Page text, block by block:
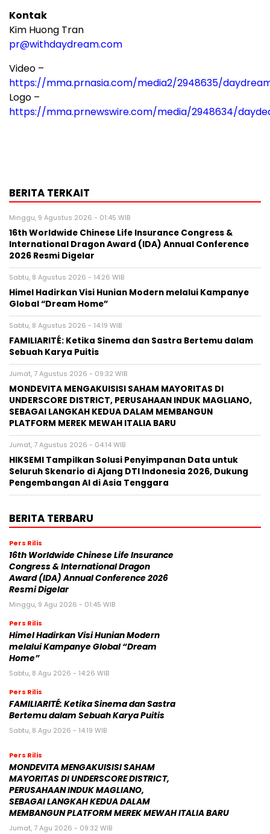
Kontak
Kim Huong Tran
pr@withdaydream.com
Video –
https://mma.prnasia.com/media2/2948635/
Logo –
https://mma.prnewswire.com/media/2948634/
BERITA TERKAIT
Minggu, 9 Agustus 2026 - 01:45 WIB
16th Worldwide Chinese Life Insurance Congress &
International Dragon Award (IDA) Annual Conference
2026 Resmi Digelar
Sabtu, 8 Agustus 2026 - 14:26 WIB
Himel Hadirkan Visi Hunian Modern melalui Kampanye
Global “Dream Home”
Sabtu, 8 Agustus 2026 - 14:19 WIB
FAMILIARITÉ: Ketika Sinema dan Sastra Bertemu dalam
Sebuah Karya Puitis
Jumat, 7 Agustus 2026 - 09:32 WIB
MONDEVITA MENGAKUISISI SAHAM MAYORITAS DI
UNDERSCORE DISTRICT, PERUSAHAAN INDUK MAGLIANO,
SEBAGAI LANGKAH KEDUA DALAM MEMBANGUN
PLATFORM MEREK MEWAH ITALIA BARU
Jumat, 7 Agustus 2026 - 04:14 WIB
HIKSEMI Tampilkan Solusi Penyimpanan Data untuk
Seluruh Skenario di Ajang DTI Indonesia 2026, Dukung
Pengembangan AI di Asia Tenggara
BERITA TERBARU
Pers Rilis
16th Worldwide Chinese Life Insurance
Congress & International Dragon
Award (IDA) Annual Conference 2026
Resmi Digelar
Minggu, 9 Agu 2026 - 01:45 WIB
Pers Rilis
Himel Hadirkan Visi Hunian Modern
melalui Kampanye Global “Dream
Home”
Sabtu, 8 Agu 2026 - 14:26 WIB
Pers Rilis
FAMILIARITÉ: Ketika Sinema dan Sastra
Bertemu dalam Sebuah Karya Puitis
Sabtu, 8 Agu 2026 - 14:19 WIB
Pers Rilis
MONDEVITA MENGAKUISISI SAHAM
MAYORITAS DI UNDERSCORE DISTRICT,
PERUSAHAAN INDUK MAGLIANO,
SEBAGAI LANGKAH KEDUA DALAM
MEMBANGUN PLATFORM MEREK MEWAH ITALIA BARU
Jumat, 7 Agu 2026 - 09:32 WIB